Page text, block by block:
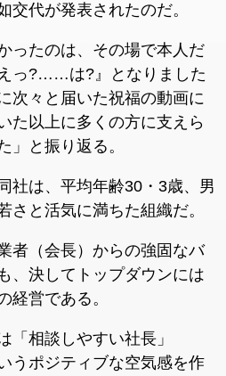
交代が発表されたのだ。
ったのは、その場で本人だ
っ?……は?』となりました
次々と届いた祝福の動画に
た以上に多くの方に支えら
」と振り返る。
社は、平均年齢30・3歳、男
さと活気に満ちた組織だ。
者（会長）からの強固なバ
、決してトップダウンには
経営である。
「相談しやすい社長」
うポジティブな空気感を作